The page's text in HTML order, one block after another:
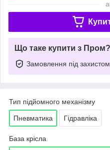
Що таке купити з Пром?
Замовлення під захистом
Тип підйомного механізму
Пневматика Гідравліка
База крісла